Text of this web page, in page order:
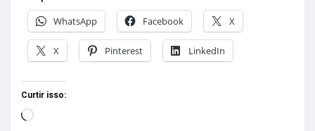
WhatsApp
Facebook X
X Pinterest LinkedIn
Curtir isso: